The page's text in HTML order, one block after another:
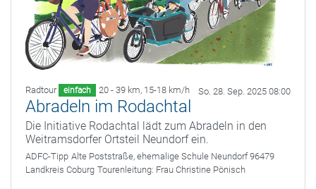
Radtour einfach 20 - 39 km, 15-18 km/h So. 28. Sep. 2025 08:00
Abradeln im Rodachtal
Die Initiative Rodachtal lädt zum Abradeln in den
Weitramsdorfer Ortsteil Neundorf ein.
ADFC-Tipp Alte Poststraße, ehemalige Schule Neundorf 96479
Landkreis Coburg Tourenleitung: Frau Christine Pönisch